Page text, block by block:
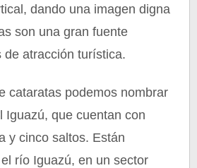
dando una imagen digna
son una gran fuente
de atracción turística.
cataratas podemos nombrar
Iguazú, que cuentan con
y cinco saltos. Están
río Iguazú, en un sector